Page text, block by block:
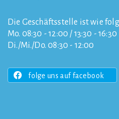
Die Geschäftsstelle ist wie
Mo. 08:30 - 12:00 / 13:30 - 16:30
Di./Mi./Do. 08:30 - 12:00
folge uns auf facebook